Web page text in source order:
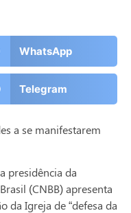
WhatsApp
Telegram
a se manifestarem
presidência da
(CNBB) apresenta
da Igreja de “defesa da